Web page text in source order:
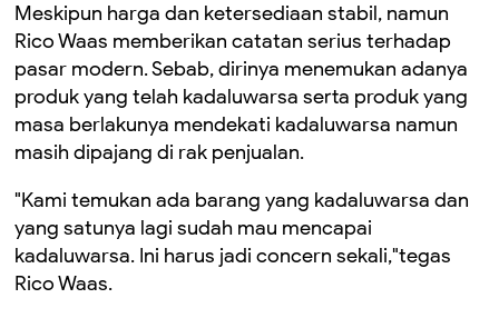
Meskipun harga dan ketersediaan stabil, namun
Rico Waas memberikan catatan serius terhadap
pasar modern. Sebab, dirinya menemukan adanya
produk yang telah kadaluwarsa serta produk yang
masa berlakunya mendekati kadaluwarsa namun
masih dipajang di rak penjualan.
"Kami temukan ada barang yang kadaluwarsa dan
yang satunya lagi sudah mau mencapai
kadaluwarsa. Ini harus jadi concern sekali,"tegas
Rico Waas.